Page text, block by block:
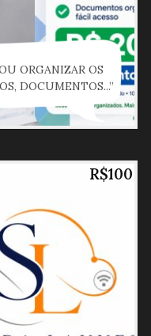
ORGANIZAR OS
DOCUMENTOS...”
R$100